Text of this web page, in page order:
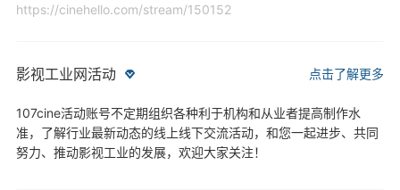
https://cinehello.com/stream/150152
影视工业网活动 点击了解更多
107cine活动账号不定期组织各种利于机构和从业者提高制作水
准，了解行业最新动态的线上线下交流活动，和您一起进步、共同
努力、推动影视工业的发展，欢迎大家关注！